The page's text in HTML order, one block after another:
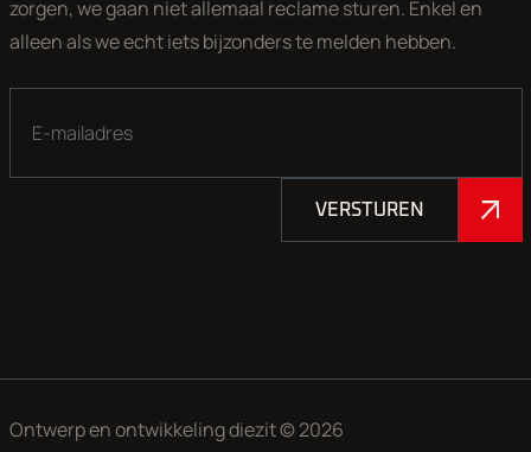
zorgen, we gaan niet allemaal reclame sturen. Enkel en
alleen als we echt iets bijzonders te melden hebben.
VERSTUREN
Ontwerp en ontwikkelingdiezit© 2026